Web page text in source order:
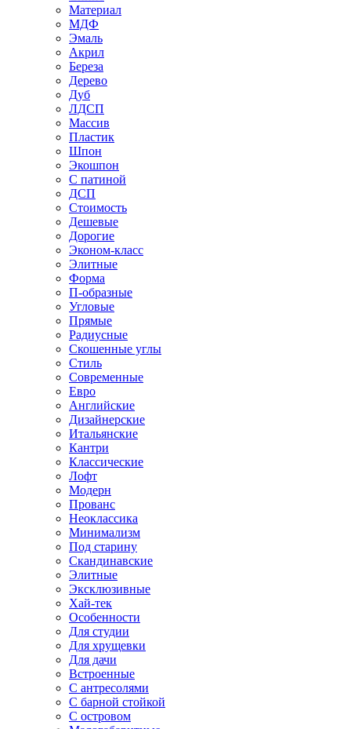
Материал
МДФ
Эмаль
Акрил
Береза
Дерево
Дуб
ЛДСП
Массив
Пластик
Шпон
Экошпон
С патиной
ДСП
Стоимость
Дешевые
Дорогие
Эконом-класс
Элитные
Форма
П-образные
Угловые
Прямые
Радиусные
Скошенные углы
Стиль
Современные
Евро
Английские
Дизайнерские
Итальянские
Кантри
Классические
Лофт
Модерн
Прованс
Неоклассика
Минимализм
Под старину
Скандинавские
Элитные
Эксклюзивные
Хай-тек
Особенности
Для студии
Для хрущевки
Для дачи
Встроенные
С антресолями
С барной стойкой
С островом